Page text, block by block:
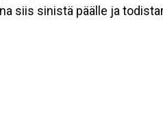
siis sinistä päälle ja